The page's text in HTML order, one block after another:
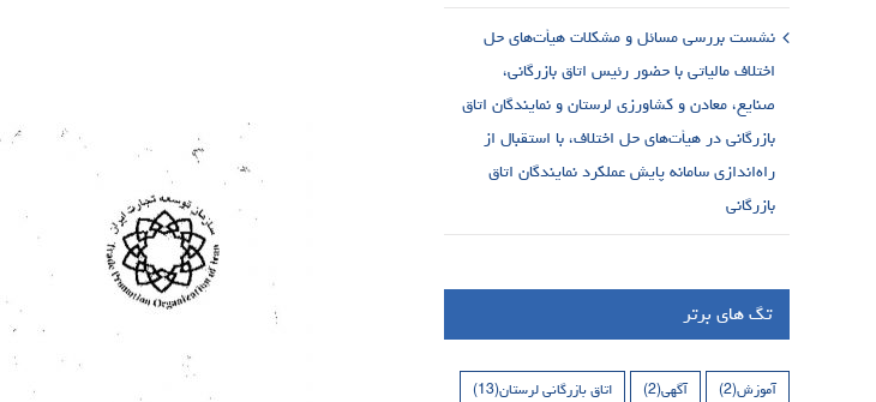
نشست بررسی مسائل و مشکلات هیأت‌های حل
اختلاف مالیاتی با حضور رئیس اتاق بازرگانی،
صنایع، معادن و کشاورزی لرستان و نمایندگان اتاق
بازرگانی در هیأت‌های حل اختلاف، با استقبال از
راه‌اندازی سامانه پایش عملکرد نمایندگان اتاق
بازرگانی
تگ های برتر
آموزش(2) آگهی(2) اتاق بازرگانی لرستان(13)